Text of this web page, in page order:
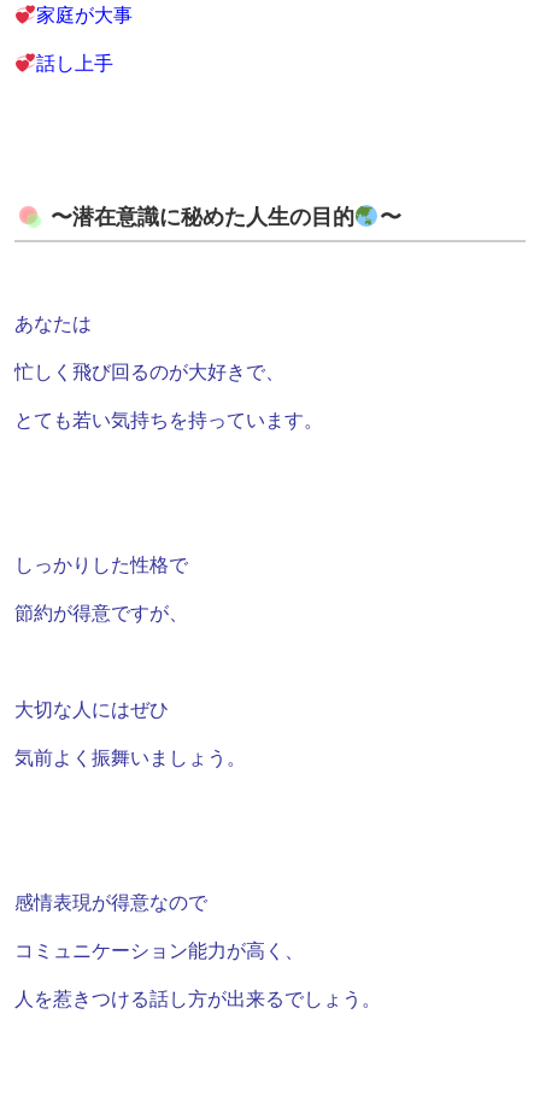
家庭が大事
話し上手
〜潜在意識に秘めた人生の目的 〜
あなたは
忙しく飛び回るのが大好きで、
とても若い気持ちを持っています。
しっかりした性格で
節約が得意ですが、
大切な人にはぜひ
気前よく振舞いましょう。
感情表現が得意なので
コミュニケーション能力が高く、
人を惹きつける話し方が出来るでしょう。